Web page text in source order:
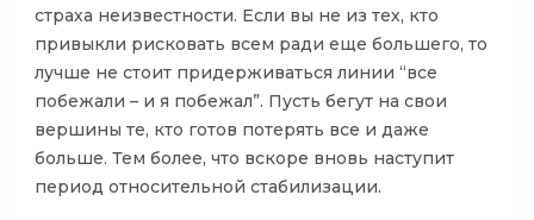
страха неизвестности. Если вы не из тех, кто
привыкли рисковать всем ради еще большего, то
лучше не стоит придерживаться линии “все
побежали – и я побежал”. Пусть бегут на свои
вершины те, кто готов потерять все и даже
больше. Тем более, что вскоре вновь наступит
период относительной стабилизации.